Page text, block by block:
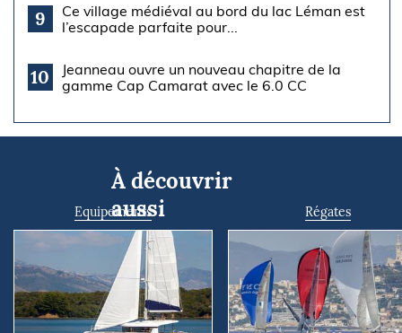
9
Ce village médiéval au bord du lac Léman est
l’escapade parfaite pour...
10
Jeanneau ouvre un nouveau chapitre de la
gamme Cap Camarat avec le 6.0 CC
À découvrir
aussi
Equipements Régates